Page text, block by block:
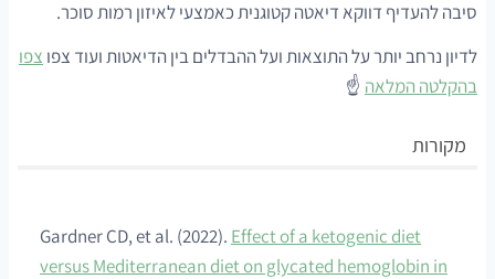
סיבה להעדיף דווקא דיאטה קטוגנית כאמצעי לאיזון רמות סוכר.
לדיון נרחב יותר על התוצאות ועל ההבדלים בין הדיאטות ועוד צפו צפו
בהקלטה המלאה ☝️
מקורות
Gardner CD, et al. (2022). Effect of a ketogenic diet
versus Mediterranean diet on glycated hemoglobin in